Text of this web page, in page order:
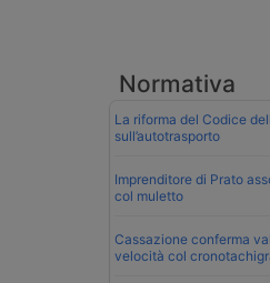
Normativa
La riforma del Codice
sull’autotrasporto
Imprenditore di Prato
col muletto
Cassazione conferma
velocità col